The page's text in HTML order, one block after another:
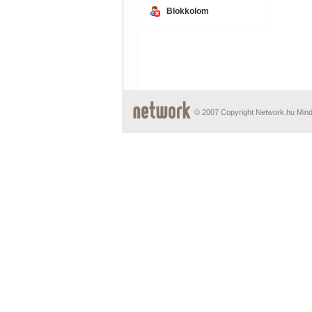
Blokkolom
© 2007 Copyright Network.hu